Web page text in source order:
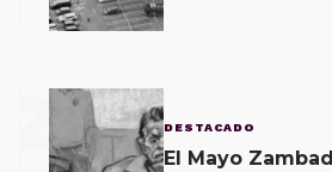
2 DESTACADO
El Mayo